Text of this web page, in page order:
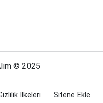
© 2025
İlkeleri Sitene Ekle